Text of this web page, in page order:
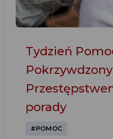
Tydzień
porady
#POMOC